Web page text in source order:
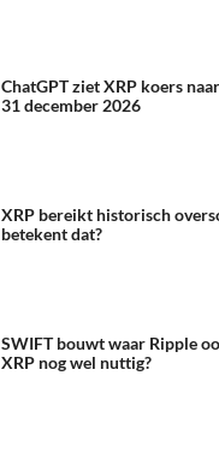
ChatGPT ziet XRP koers
31 december 2026
XRP bereikt historisch
betekent dat?
SWIFT bouwt waar Ripple
XRP nog wel nuttig?